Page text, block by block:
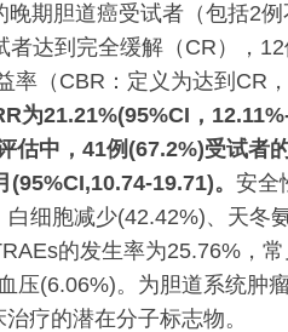
晚期胆道癌受试者（包括2
者达到完全缓解（CR），
率（CBR：定义为达到CR
为21.21%(95%CI，
估中，41例(67.2%)受试者
19.71)。 安全
细胞减少(42.42%)、天冬
的发生率为25.76%，
压(6.06%)。为胆道系统肿
疗的潜在分子标志物。